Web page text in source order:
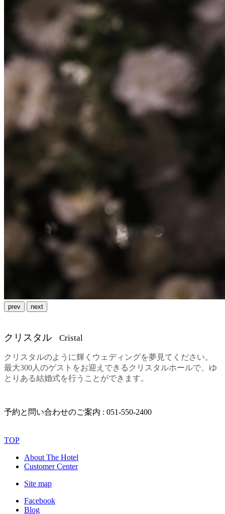
prev next
クリスタル Cristal
クリスタルのように輝くウェディングを夢見てください。
最大300人のゲストをお迎えできるクリスタルホールで、ゆ
とりある結婚式を行うことができます。
予約と問い合わせのご案内 : 051-550-2400
TOP
About The Hotel
Customer Center
Site map
Facebook
Blog